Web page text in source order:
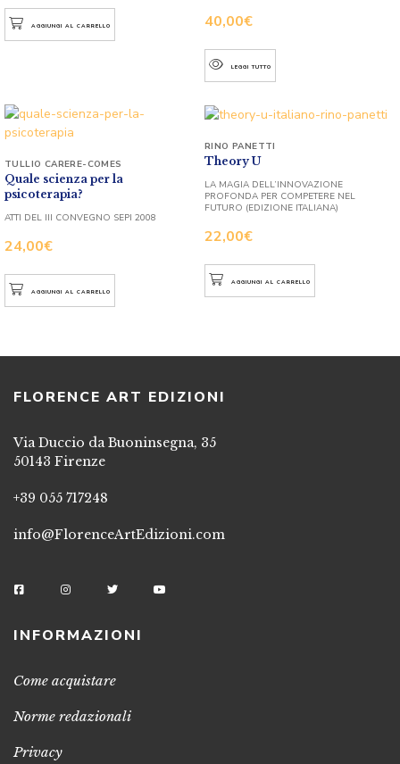
AGGIUNGI AL CARRELLO 40,00€
LEGGI TUTTO
Quale scienza per la
psicoterapia?
24,00€
TULLIO CARERE-COMES
ATTI DEL III CONVEGNO SEPI 2008
AGGIUNGI AL CARRELLO
Theory U
22,00€
RINO PANETTI
LA MAGIA DELL’INNOVAZIONE
PROFONDA PER COMPETERE NEL
FUTURO (EDIZIONE ITALIANA)
AGGIUNGI AL CARRELLO
FLORENCE ART EDIZIONI
Via Duccio da Buoninsegna, 35
50143 Firenze
+39 055 717248
info@FlorenceArtEdizioni.com
INFORMAZIONI
Come acquistare
Norme redazionali
Privacy